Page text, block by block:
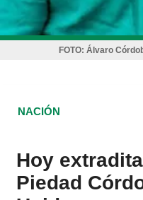
FOTO: Álvaro
NACIÓN
Hoy
Piedad